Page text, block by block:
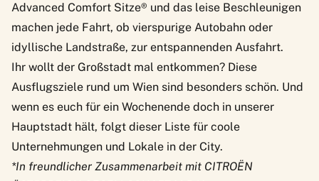
Advanced Comfort Sitze® und das leise Beschleunigen
machen jede Fahrt, ob vierspurige Autobahn oder
idyllische Landstraße, zur entspannenden Ausfahrt.
Ihr wollt der Großstadt mal entkommen? Diese
Ausflugsziele rund um Wien sind besonders schön. Und
wenn es euch für ein Wochenende doch in unserer
Hauptstadt hält, folgt dieser Liste für coole
Unternehmungen und Lokale in der City.
*In freundlicher Zusammenarbeit mit CITROËN